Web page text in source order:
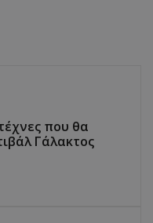
που θα
Γάλακτος